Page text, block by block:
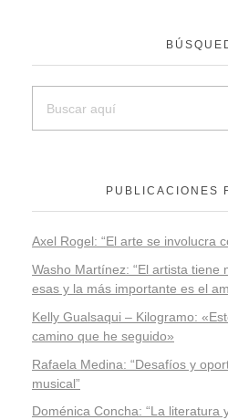
PUBLICACIONES
Axel Rogel: “El arte se involucra
Washo Martínez: “El artista tiene
esas y la más importante es el
Kelly Gualsaqui – Kilogramo:
camino que he seguido»
Rafaela Medina: “Desafíos y
musical”
Doménica Concha: “La literatura